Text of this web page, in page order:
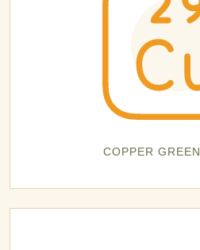
COPPER